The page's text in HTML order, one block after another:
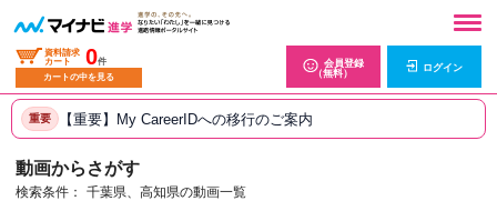
資料請求
カート
0件
カートの中を見る
会員登録
（無料）
ログイン
重要 【重要】My CareerIDへの移行のご案内
動画からさがす
検索条件： 千葉県、高知県の動画一覧